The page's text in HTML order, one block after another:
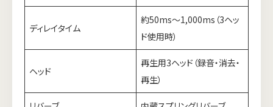
ディレイタイム
約50ms〜1,000ms（3ヘッ
ド使用時）
ヘッド
再生用3ヘッド（録音・消去・
再生）